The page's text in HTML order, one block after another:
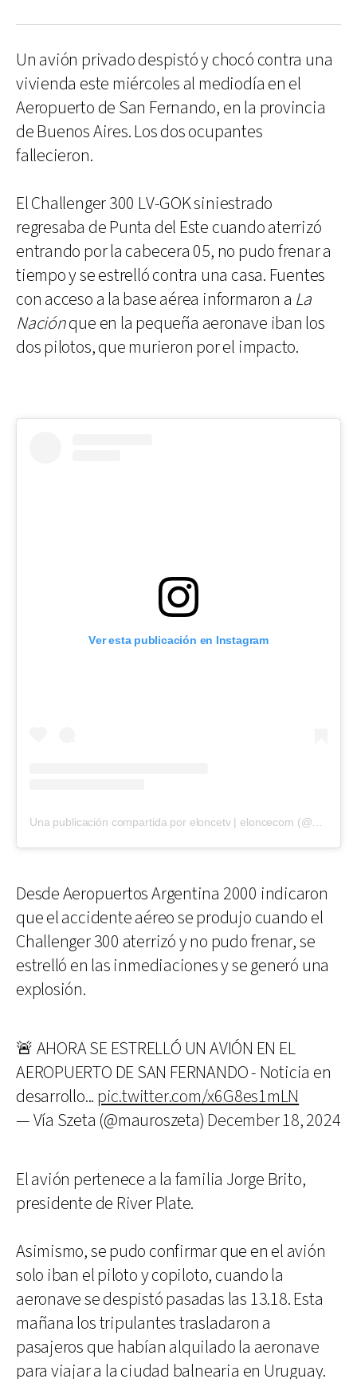
Un avión privado despistó y chocó contra una
vivienda este miércoles al mediodía en el
Aeropuerto de San Fernando, en la provincia
de Buenos Aires. Los dos ocupantes
fallecieron.
El Challenger 300 LV-GOK siniestrado
regresaba de Punta del Este cuando aterrizó
entrando por la cabecera 05, no pudo frenar a
tiempo y se estrelló contra una casa. Fuentes
con acceso a la base aérea informaron a La
Naciónque en la pequeña aeronave iban los
dos pilotos, que murieron por el impacto.
Ver esta publicación en Instagram
Desde Aeropuertos Argentina 2000 indicaron
que el accidente aéreo se produjo cuando el
Challenger 300 aterrizó y no pudo frenar, se
estrelló en las inmediaciones y se generó una
explosión.
🚨 AHORA SE ESTRELLÓ UN AVIÓN EN EL
AEROPUERTO DE SAN FERNANDO - Noticia en
desarrollo... pic.twitter.com/x6G8es1mLN
— Vía Szeta (@mauroszeta) December 18, 2024
El avión pertenece a la familia Jorge Brito,
presidente de River Plate.
Asimismo, se pudo confirmar que en el avión
solo iban el piloto y copiloto, cuando la
aeronave se despistó pasadas las 13.18. Esta
mañana los tripulantes trasladaron a
pasajeros que habían alquilado la aeronave
para viajar a la ciudad balnearia en Uruguay.